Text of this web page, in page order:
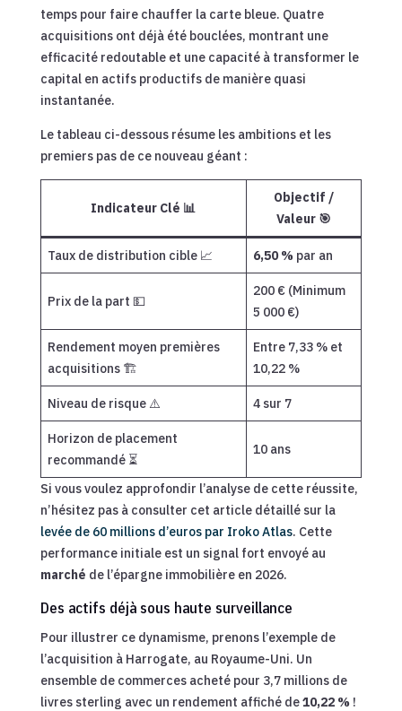
temps pour faire chauffer la carte bleue. Quatre
acquisitions ont déjà été bouclées, montrant une
efficacité redoutable et une capacité à transformer le
capital en actifs productifs de manière quasi
instantanée.
Le tableau ci-dessous résume les ambitions et les
premiers pas de ce nouveau géant :
Indicateur Clé 📊
Objectif /
Valeur 🎯
Taux de distribution cible 📈 6,50 % par an
Prix de la part 💵
200 € (Minimum
5 000 €)
Rendement moyen premières
acquisitions 🏗️
Entre 7,33 % et
10,22 %
Niveau de risque ⚠️ 4 sur 7
Horizon de placement
recommandé ⏳
10 ans
Si vous voulez approfondir l’analyse de cette réussite,
n’hésitez pas à consulter cet article détaillé sur la
levée de 60 millions d’euros par Iroko Atlas. Cette
performance initiale est un signal fort envoyé au
marché de l’épargne immobilière en 2026.
Des actifs déjà sous haute surveillance
Pour illustrer ce dynamisme, prenons l’exemple de
l’acquisition à Harrogate, au Royaume-Uni. Un
ensemble de commerces acheté pour 3,7 millions de
livres sterling avec un rendement affiché de10,22 % !